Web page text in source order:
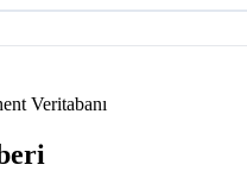
Veritabanı